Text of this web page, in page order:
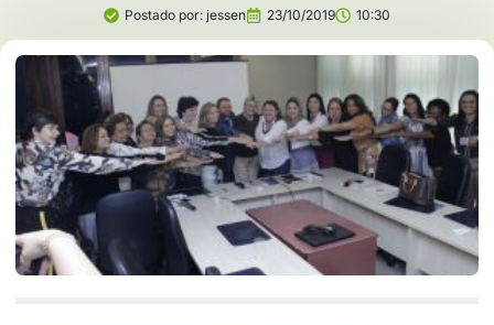
Postado por: jessen 23/10/2019 10:30